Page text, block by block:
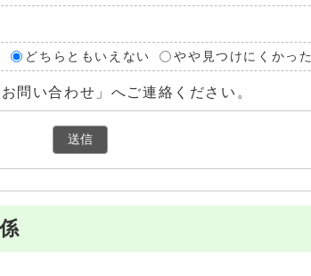
どちらともいえない やや見つけにくかった
問い合わせ」へご連絡ください。